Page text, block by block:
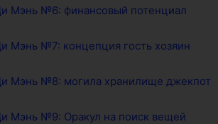
Мэнь №6: финансовый потенциал
Мэнь №7: концепция гость хозяин
Мэнь №8: могила хранилище джекпот
Мэнь №9: Оракул на поиск вещей